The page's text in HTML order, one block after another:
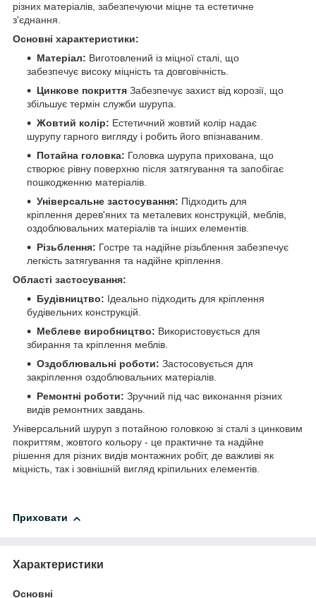
різних матеріалів, забезпечуючи міцне та естетичне
з'єднання.
Основні характеристики:
Матеріал: Виготовлений із міцної сталі, що
забезпечує високу міцність та довговічність.
Цинкове покриття Забезпечує захист від корозії, що
збільшує термін служби шурупа.
Жовтий колір: Естетичний жовтий колір надає
шурупу гарного вигляду і робить його впізнаваним.
Потайна головка: Головка шурупа прихована, що
створює рівну поверхню після затягування та запобігає
пошкодженню матеріалів.
Універсальне застосування: Підходить для
кріплення дерев'яних та металевих конструкцій, меблів,
оздоблювальних матеріалів та інших елементів.
Різьблення: Гостре та надійне різьблення забезпечує
легкість затягування та надійне кріплення.
Області застосування:
Будівництво: Ідеально підходить для кріплення
будівельних конструкцій.
Меблеве виробництво: Використовується для
збирання та кріплення меблів.
Оздоблювальні роботи: Застосовується для
закріплення оздоблювальних матеріалів.
Ремонтні роботи: Зручний під час виконання різних
видів ремонтних завдань.
Універсальний шуруп з потайною головкою зі сталі з цинковим
покриттям, жовтого кольору - це практичне та надійне
рішення для різних видів монтажних робіт, де важливі як
міцність, так і зовнішній вигляд кріпильних елементів.
Приховати
Характеристики
Основні